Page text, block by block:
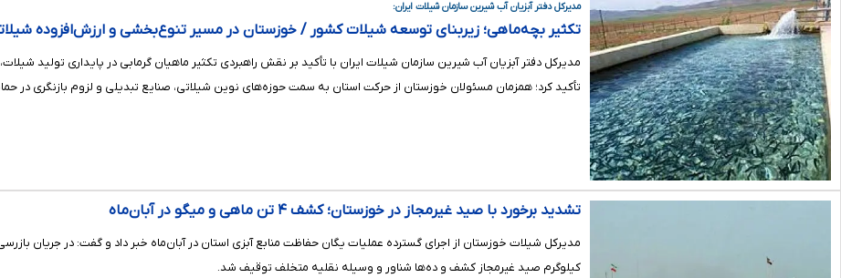
مدیرکل دفتر آبزیان آب شیرین سازمان شیلات ایران:
تکثیر بچه‌ماهی؛ زیربنای توسعه شیلات کشور / خوزستان در مسیر تنوع‌بخشی و ارزش‌افزوده
مدیرکل دفتر آبزیان آب شیرین سازمان شیلات ایران با تأکید بر نقش راهبردی تکثیر ماهیان گرمابی در پایداری تولید
تأکید کرد؛ همزمان مسئولان خوزستان از حرکت استان به سمت حوزه‌های نوین شیلاتی، صنایع تبدیلی و لزوم بازنگری در
تشدید برخورد با صید غیرمجاز در خوزستان؛ کشف ۴ تن ماهی و میگو در آبان‌ماه
کیلوگرم صید غیرمجاز کشف و ده‌ها شناور و وسیله نقلیه متخلف توقیف شد.